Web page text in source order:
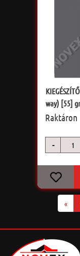
way) [55]
színű
Raktáron
-
«